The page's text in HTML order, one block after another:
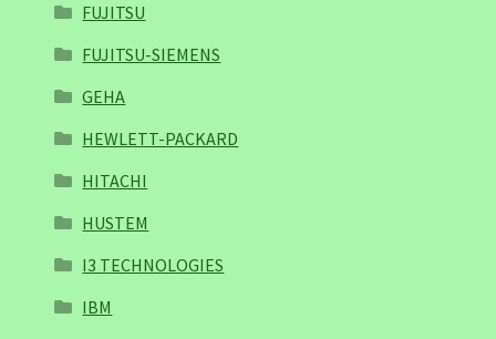
FUJITSU
FUJITSU-SIEMENS
GEHA
HEWLETT-PACKARD
HITACHI
HUSTEM
I3 TECHNOLOGIES
IBM